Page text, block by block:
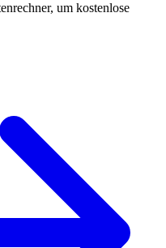
um kostenlose